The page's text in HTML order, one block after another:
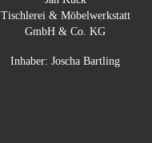
Tischlerei & Möbelwerkstatt
GmbH & Co. KG
Inhaber: Joscha Bartling